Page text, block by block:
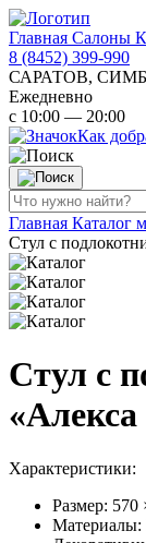
Главная Салоны
8 (8452) 399-990
САРАТОВ,
Ежедневно
с 10:00 — 20:00
Как
Главная Каталог
Стул с
Стул с
Характеристики:
Размер:
Материалы: